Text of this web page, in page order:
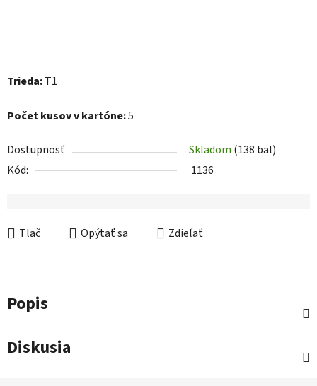
Trieda:T1
Počet kusov v kartóne:5
Dostupnosť Skladom (138 bal)
Kód:
1136
Tlač Opýtať sa Zdieľať
Popis
Diskusia